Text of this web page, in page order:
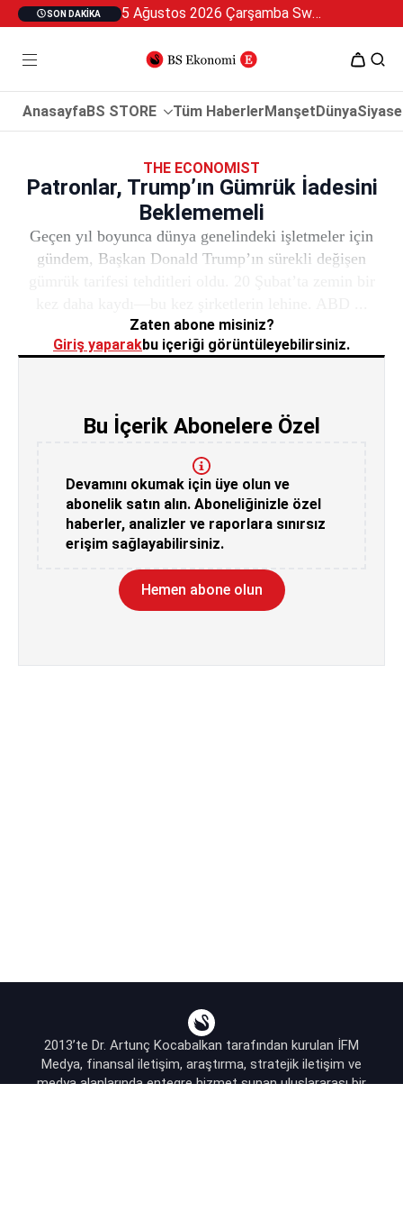
SON DAKIKA 5 Ağustos 2026 Çarşamba Swan Özel 2
AnasayfaBS STORE Tüm HaberlerManşetDünya
THE ECONOMIST
Patronlar, Trump’ın Gümrük İadesini
Beklememeli
Geçen yıl boyunca dünya genelindeki işletmeler için
gündem, Başkan Donald Trump’ın sürekli değişen
Zaten abone misiniz?
Giriş yaparakbu içeriği görüntüleyebilirsiniz.
Bu İçerik Abonelere Özel
Devamını okumak için üye olun ve
abonelik satın alın. Aboneliğinizle özel
haberler, analizler ve raporlara sınırsız
erişim sağlayabilirsiniz.
Hemen abone olun
2013’te Dr. Artunç Kocabalkan tarafından kurulan İFM
Medya, finansal iletişim, araştırma, stratejik iletişim ve
medya alanlarında entegre hizmet sunan uluslararası bir